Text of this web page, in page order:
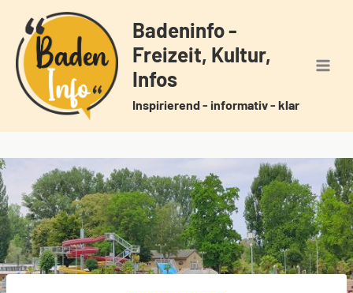
Inhalt
springen
Badeninfo -
Freizeit, Kultur,
Infos
Inspirierend - informativ - klar